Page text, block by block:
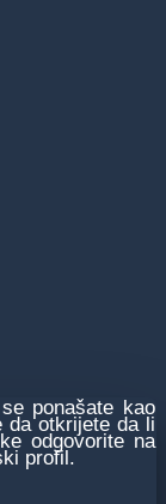
ponašate kao
da otkrijete da li
odgovorite na
profil.